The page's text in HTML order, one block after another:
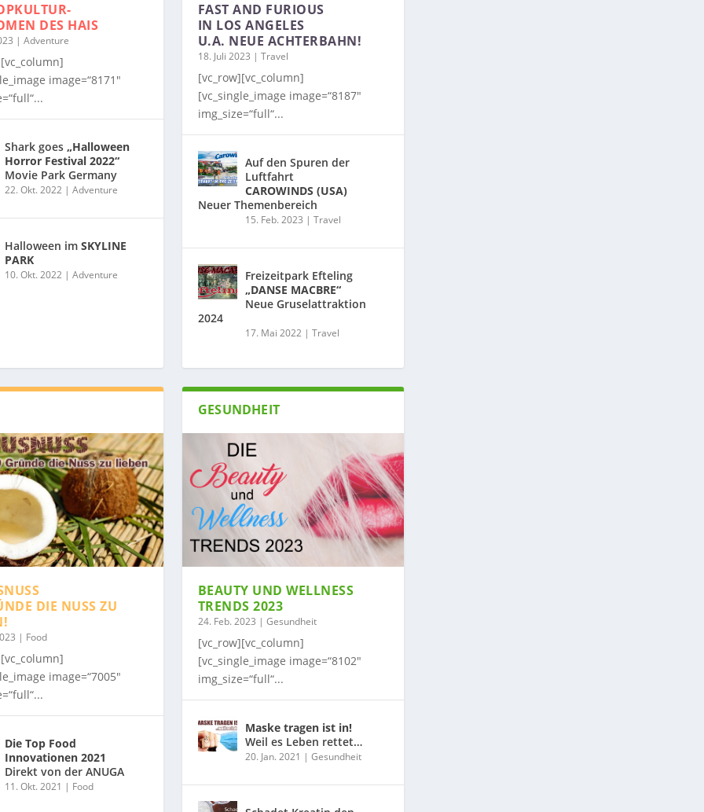
DES HAIS
| Adventure
image=“8171″
Shark goes „Halloween
Horror Festival 2022“
Movie Park Germany
22. Okt. 2022| Adventure
Halloween im SKYLINE
PARK
10. Okt. 2022| Adventure
FAST AND FURIOUS
IN LOS ANGELES
U.A. NEUE ACHTERBAHN!
18. Juli 2023 | Travel
[vc_row][vc_column]
[vc_single_image image=“8187″
img_size=“full“...
Auf den Spuren der
Luftfahrt
CAROWINDS (USA)
Neuer Themenbereich
15. Feb. 2023 | Travel
Freizeitpark Efteling
„DANSE MACBRE“
Neue Gruselattraktion
2024
17. Mai 2022| Travel
DIE NUSS ZU
| Food
image=“7005″
Die Top Food
Innovationen 2021
Direkt von der ANUGA
11. Okt. 2021 | Food
GESUNDHEIT
BEAUTY UND WELLNESS
TRENDS 2023
24. Feb. 2023 | Gesundheit
[vc_row][vc_column]
[vc_single_image image=“8102″
img_size=“full“...
Maske tragen ist in!
Weil es Leben rettet…
20. Jan. 2021 | Gesundheit